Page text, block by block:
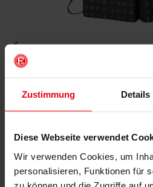
Zustimmung Details
Diese Webseite verwendet
Wir verwenden Cookies, um
personalisieren, Funktionen für
zu können und die Zugriffe auf
€ 9,95
IN DEN